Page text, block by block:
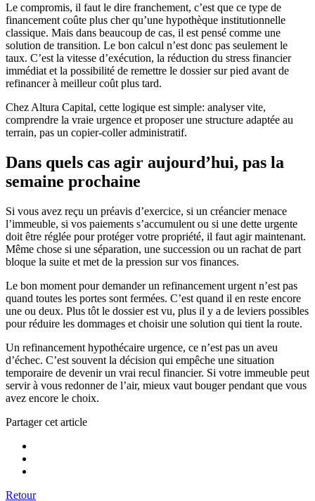
Le compromis, il faut le dire franchement, c’est que ce type de
financement coûte plus cher qu’une hypothèque institutionnelle
classique. Mais dans beaucoup de cas, il est pensé comme une
solution de transition. Le bon calcul n’est donc pas seulement le
taux. C’est la vitesse d’exécution, la réduction du stress financier
immédiat et la possibilité de remettre le dossier sur pied avant de
refinancer à meilleur coût plus tard.
Chez Altura Capital, cette logique est simple: analyser vite,
comprendre la vraie urgence et proposer une structure adaptée au
terrain, pas un copier-coller administratif.
Dans quels cas agir aujourd’hui, pas la
semaine prochaine
Si vous avez reçu un préavis d’exercice, si un créancier menace
l’immeuble, si vos paiements s’accumulent ou si une dette urgente
doit être réglée pour protéger votre propriété, il faut agir maintenant.
Même chose si une séparation, une succession ou un rachat de part
bloque la suite et met de la pression sur vos finances.
Le bon moment pour demander un refinancement urgent n’est pas
quand toutes les portes sont fermées. C’est quand il en reste encore
une ou deux. Plus tôt le dossier est vu, plus il y a de leviers possibles
pour réduire les dommages et choisir une solution qui tient la route.
Un refinancement hypothécaire urgence, ce n’est pas un aveu
d’échec. C’est souvent la décision qui empêche une situation
temporaire de devenir un vrai recul financier. Si votre immeuble peut
servir à vous redonner de l’air, mieux vaut bouger pendant que vous
avez encore le choix.
Partager cet article
Retour